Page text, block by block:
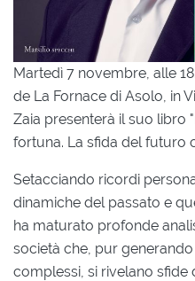
Martedì 7 novembre, alle
de La Fornace di Asolo, in
Zaia presenterà il suo libro
fortuna. La sfida del futuro
Setacciando ricordi
dinamiche del passato e
ha maturato profonde
società che, pur
complessi, si rivelano